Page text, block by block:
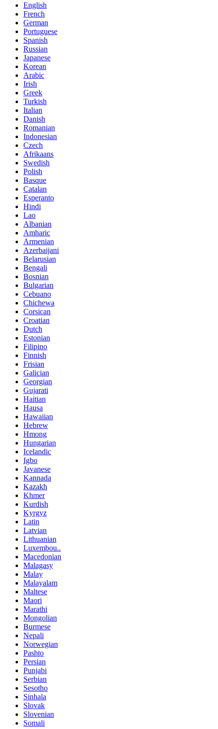
English
French
German
Portuguese
Spanish
Russian
Japanese
Korean
Arabic
Irish
Greek
Turkish
Italian
Danish
Romanian
Indonesian
Czech
Afrikaans
Swedish
Polish
Basque
Catalan
Esperanto
Hindi
Lao
Albanian
Amharic
Armenian
Azerbaijani
Belarusian
Bengali
Bosnian
Bulgarian
Cebuano
Chichewa
Corsican
Croatian
Dutch
Estonian
Filipino
Finnish
Frisian
Galician
Georgian
Gujarati
Haitian
Hausa
Hawaiian
Hebrew
Hmong
Hungarian
Icelandic
Igbo
Javanese
Kannada
Kazakh
Khmer
Kurdish
Kyrgyz
Latin
Latvian
Lithuanian
Luxembou..
Macedonian
Malagasy
Malay
Malayalam
Maltese
Maori
Marathi
Mongolian
Burmese
Nepali
Norwegian
Pashto
Persian
Punjabi
Serbian
Sesotho
Sinhala
Slovak
Slovenian
Somali